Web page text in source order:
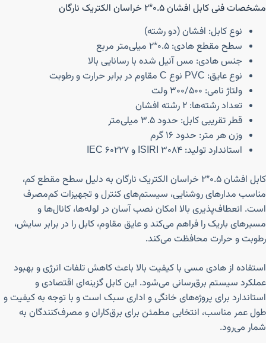
مشخصات فنی کابل افشان ۰.۵*۲ خراسان الکتریک نارگان
نوع کابل: افشان (دو رشته)
سطح مقطع هادی: ۰.۵*۲ میلی‌متر مربع
جنس هادی: مس آنیل شده با رسانایی بالا
نوع عایق: PVC نوع C مقاوم در برابر حرارت و رطوبت
ولتاژ نامی: ۳۰۰/۵۰۰ ولت
تعداد رشته‌ها: ۲ رشته افشان
قطر تقریبی کابل: حدود ۳.۵ میلی‌متر
وزن هر متر: حدود ۱۶ گرم
استاندارد تولید: ISIRI 3084 و IEC 60227
کابل افشان ۰.۵*۲ خراسان الکتریک نارگان به دلیل سطح مقطع کم،
مناسب مدارهای روشنایی، سیستم‌های کنترل و تجهیزات کم‌مصرف
است. انعطاف‌پذیری بالا امکان نصب آسان در لوله‌ها، کانال‌ها و
مسیرهای باریک را فراهم می‌کند و عایق مقاوم، کابل را در برابر سایش،
رطوبت و حرارت محافظت می‌کند.
استفاده از هادی مسی با کیفیت بالا باعث کاهش تلفات انرژی و بهبود
عملکرد سیستم برق‌رسانی می‌شود. این کابل گزینه‌ای اقتصادی و
استاندارد برای پروژه‌های خانگی و اداری سبک است و با توجه به کیفیت و
طول عمر مناسب، انتخابی مطمئن برای برق‌کاران و مصرف‌کنندگان به
شمار می‌رود.